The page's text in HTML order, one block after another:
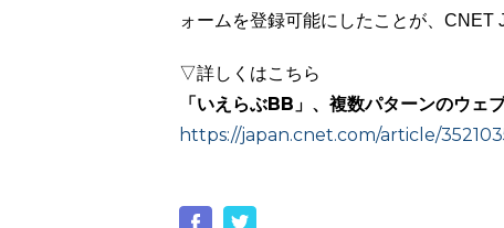
ォームを登録可能にしたことが、CNET
▽詳しくはこちら
「いえらぶBB」、複数パターンのウェ
https://japan.cnet.com/article/